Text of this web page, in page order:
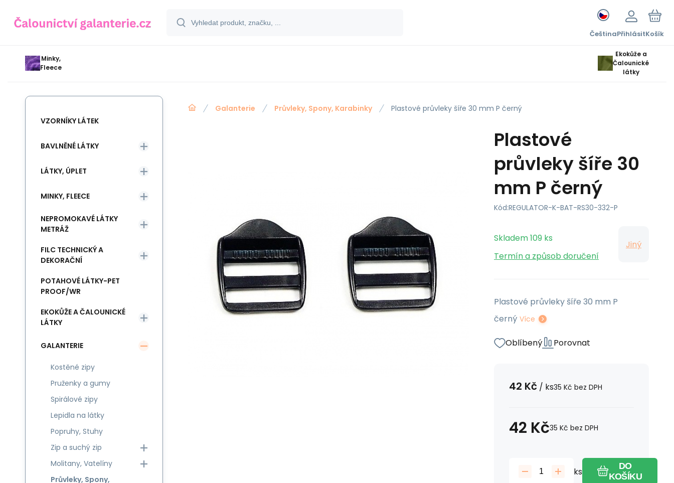
ČeštinaPřihlásitKošík
Minky,
Fleece
Ekokůže a
Čalounické
látky
Galanterie Průvleky, Spony, Karabinky Plastové průvleky šíře 30 mm P černý
Plastové
průvleky šíře 30
mm P černý
Kód:REGULATOR-K-BAT-RS30-332-P
Skladem109 ks
Termín a způsob doručení
Jiný
Plastové průvleky šíře 30 mm P
černý Více
Oblíbený Porovnat
42 Kč / ks35 Kč bez DPH
42 Kč35 Kč bez DPH
ks
DO
KOŠÍKU
VZORNÍKY LÁTEK
BAVLNĚNÉ LÁTKY
LÁTKY, ÚPLET
MINKY, FLEECE
NEPROMOKAVÉ LÁTKY
METRÁŽ
FILC TECHNICKÝ A
DEKORAČNÍ
POTAHOVÉ LÁTKY-PET
PROOF/WR
EKOKŮŽE A ČALOUNICKÉ
LÁTKY
GALANTERIE
Kostěné zipy
Pruženky a gumy
Spirálové zipy
Lepidla na látky
Popruhy, Stuhy
Zip a suchý zip
Molitany, Vatelíny
Průvleky, Spony,